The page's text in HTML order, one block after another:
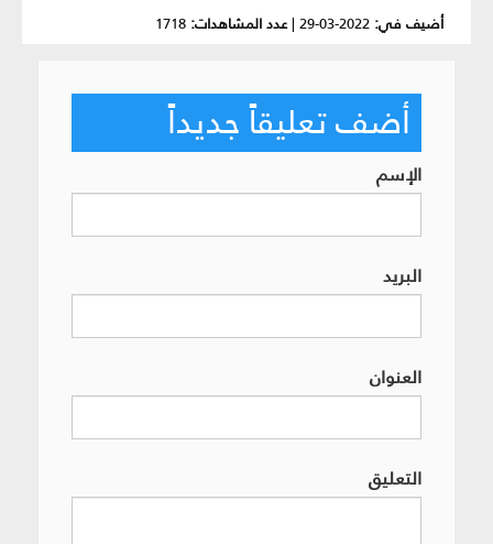
أضيف في: 2022-03-29
|عدد المشاهدات: 1718
أضف تعليقاً جديداً
الإسم
البريد
العنوان
التعليق